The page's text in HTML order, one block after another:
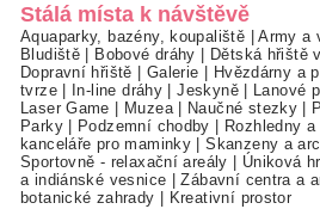
Stálá místa k návštěvě
Aquaparky, bazény, koupaliště |Army a
Bludiště
Bobové dráhy Dětská hřiště
Dopravní hřiště
Galerie Hvězdárny a
tvrze| In-line dráhy |Jeskyně| Lanové
Laser Game
Muzea| Naučné stezky
Parky| Podzemní chodby Rozhledny
kanceláře pro maminky |Skanzeny a
Sportovně - relaxační areály
Úniková
a indiánské vesnice |Zábavní centra a
botanické zahrady
Kreativní prostor